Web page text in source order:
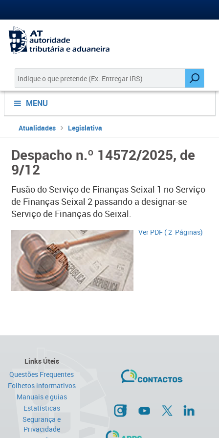
MENU
Atualidades Legislativa
Despacho n.º 14572/2025, de
9/12
Fusão do Serviço de Finanças Seixal 1 no Serviço
de Finanças Seixal 2 passando a designar-se
Serviço de Finanças do Seixal.
​​Ver PDF ( 2 Páginas)​
Links Úteis
Questões Frequentes
Folhetos informativos
Manuais e guias
Estatísticas
Segurança e
Privacidade